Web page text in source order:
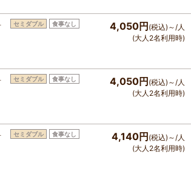
セミダブル 食事なし 4,050円(税込)～/人
(大人2名利用時)
セミダブル 食事なし 4,050円(税込)～/人
(大人2名利用時)
セミダブル 食事なし 4,140円(税込)～/人
(大人2名利用時)